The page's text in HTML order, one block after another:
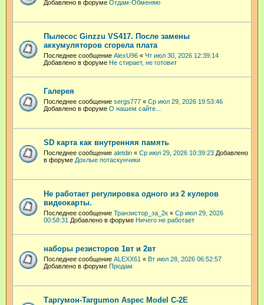
Добавлено в форуме Отдам-Обменяю
Пылесос Ginzzu VS417. После замены
аккумуляторов сгорела плата
Последнее сообщение AlexU96 « Чт июл 30, 2026 12:39:14
Добавлено в форуме Не стирает, не готовит
Галерея
Последнее сообщение sergs777 « Ср июл 29, 2026 19:53:46
Добавлено в форуме О нашем сайте...
SD карта как внутренняя память
Последнее сообщение aletdin « Ср июл 29, 2026 10:39:23 Добавлено
в форуме Дохлые потаскунчики
Не работает регулировка одного из 2 кулеров
видеокарты.
Последнее сообщение Транзистор_за_2к « Ср июл 29, 2026
00:58:31 Добавлено в форуме Ничего не работает
наборы резисторов 1вт и 2вт
Последнее сообщение ALEXX61 « Вт июл 28, 2026 06:52:57
Добавлено в форуме Продам
Таргумон-Targumon Aspec Model C-2E